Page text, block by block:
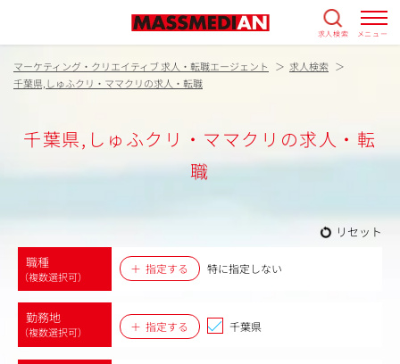
求人検索 メニュー
マーケティング・クリエイティブ 求人・転職エージェント
求人検索
千葉県,しゅふクリ・ママクリの求人・転職
千葉県,しゅふクリ・ママクリの求人・転
職
リセット
職種
（複数選択可）
指定する 特に指定しない
勤務地
（複数選択可） 指定する 千葉県